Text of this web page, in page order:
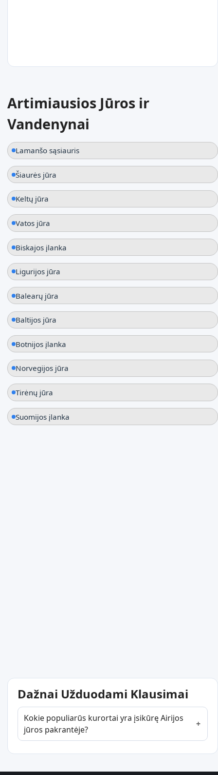
Malahide
Airija
Artimiausios Jūros ir
Vandenynai
Lamanšo sąsiauris
Šiaurės jūra
Keltų jūra
Vatos jūra
Biskajos įlanka
Ligurijos jūra
Balearų jūra
Baltijos jūra
Botnijos įlanka
Norvegijos jūra
Tirėnų jūra
Suomijos įlanka
Dažnai Užduodami Klausimai
Kokie populiarūs kurortai yra įsikūrę Airijos
jūros pakrantėje?